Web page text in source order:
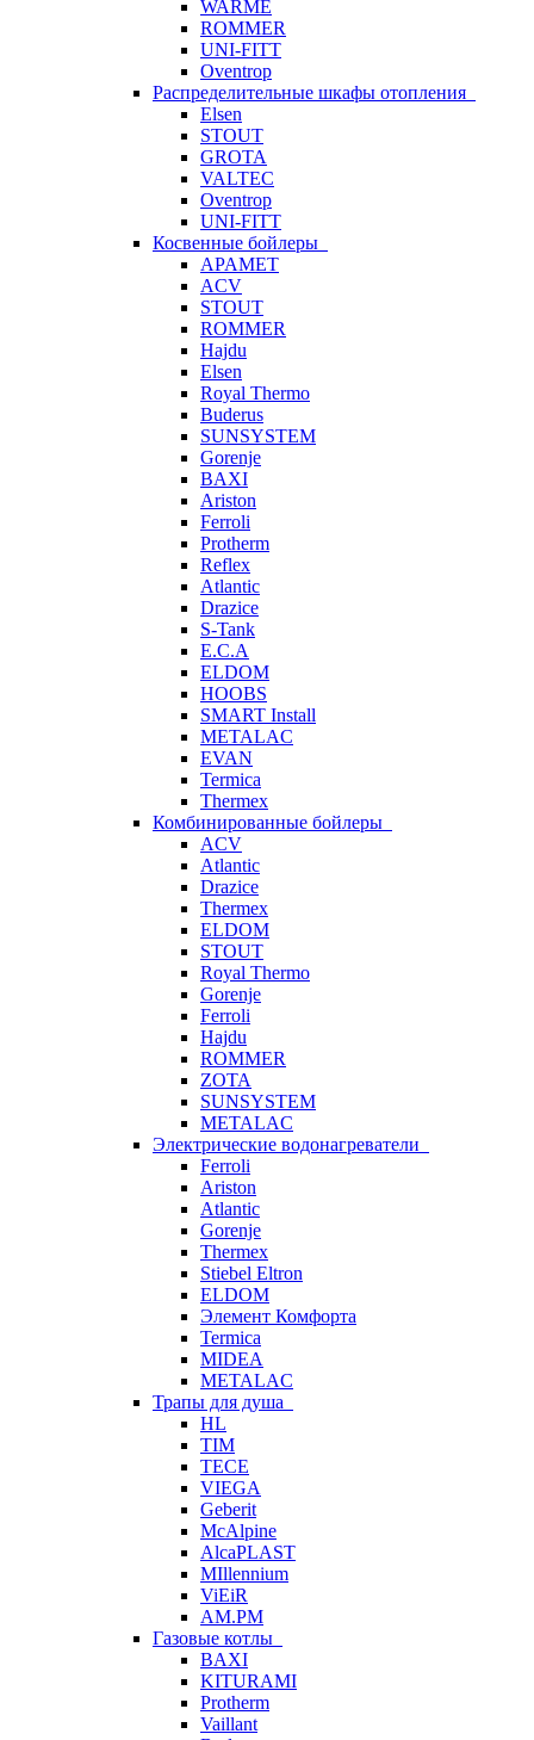
WARME
ROMMER
UNI-FITT
Oventrop
Распределительные шкафы отопления
Elsen
STOUT
GROTA
VALTEC
Oventrop
UNI-FITT
Косвенные бойлеры
APAMET
ACV
STOUT
ROMMER
Hajdu
Elsen
Royal Thermo
Buderus
SUNSYSTEM
Gorenje
BAXI
Ariston
Ferroli
Protherm
Reflex
Atlantic
Drazice
S-Tank
E.C.A
ELDOM
HOOBS
SMART Install
METALAC
EVAN
Termica
Thermex
Комбинированные бойлеры
ACV
Atlantic
Drazice
Thermex
ELDOM
STOUT
Royal Thermo
Gorenje
Ferroli
Hajdu
ROMMER
ZOTA
SUNSYSTEM
METALAC
Электрические водонагреватели
Ferroli
Ariston
Atlantic
Gorenje
Thermex
Stiebel Eltron
ELDOM
Элемент Комфорта
Termica
MIDEA
METALAC
Трапы для душа
HL
TIM
TECE
VIEGA
Geberit
McAlpine
AlcaPLAST
MIllennium
ViEiR
AM.PM
Газовые котлы
BAXI
KITURAMI
Protherm
Vaillant